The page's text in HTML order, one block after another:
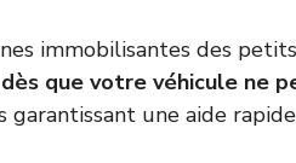
immobilisantes des
que votre véhicule ne
garantissant une aide